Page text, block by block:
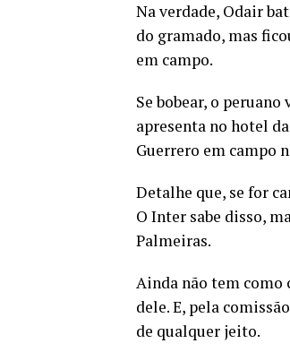
Na verdade, Odair
do gramado, mas
em campo.
Se bobear, o
apresenta no hotel
Guerrero em campo
Detalhe que, se for
O Inter sabe disso,
Palmeiras.
Ainda não tem como
dele. E, pela
de qualquer jeito.